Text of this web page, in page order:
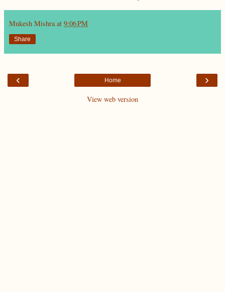
Mukesh Mishra at 9:06 PM
Share
‹ ›
Home
View web version